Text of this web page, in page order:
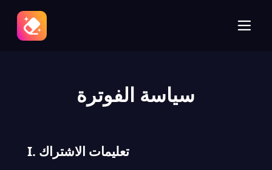
سياسة الفوترة
I. تعليمات الاشتراك